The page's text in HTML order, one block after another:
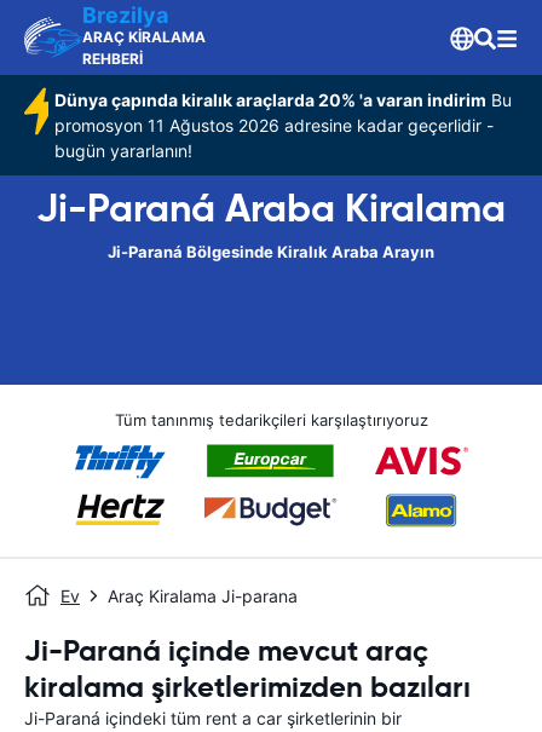
Brezilya
ARAÇ KİRALAMA
REHBERİ
Dünya çapında kiralık araçlarda 20% 'a varan indirim Bu
promosyon 11 Ağustos 2026 adresine kadar geçerlidir -
bugün yararlanın!
Ji-Paraná Araba Kiralama
Ji-Paraná Bölgesinde Kiralık Araba Arayın
Tüm tanınmış tedarikçileri karşılaştırıyoruz
Ev Araç Kiralama Ji-parana
Ji-Paraná içinde mevcut araç
kiralama şirketlerimizden bazıları
Ji-Paraná içindeki tüm rent a car şirketlerinin bir